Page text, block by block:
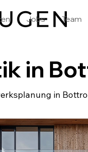
Jobs Team
in
in